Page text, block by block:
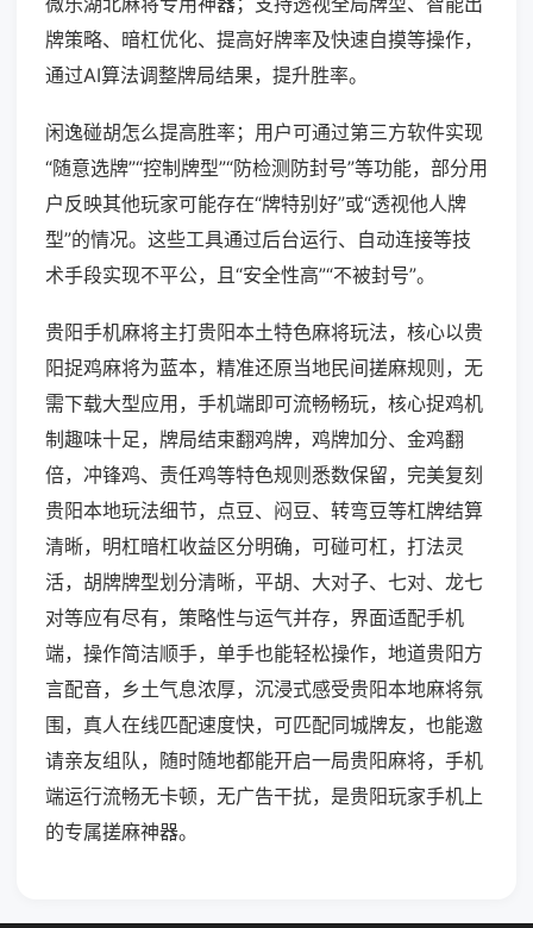
牌策略、暗杠优化、提高好牌率及快速自摸等操作，
通过AI算法调整牌局结果，提升胜率。
闲逸碰胡怎么提高胜率；用户可通过第三方软件实现
“随意选牌”“控制牌型”“防检测防封号”等功能，部分用
户反映其他玩家可能存在“牌特别好”或“透视他人牌
型”的情况。这些工具通过后台运行、自动连接等技
术手段实现不平公，且“安全性高”“不被封号”。
贵阳手机麻将主打贵阳本土特色麻将玩法，核心以贵
阳捉鸡麻将为蓝本，精准还原当地民间搓麻规则，无
需下载大型应用，手机端即可流畅畅玩，核心捉鸡机
制趣味十足，牌局结束翻鸡牌，鸡牌加分、金鸡翻
倍，冲锋鸡、责任鸡等特色规则悉数保留，完美复刻
贵阳本地玩法细节，点豆、闷豆、转弯豆等杠牌结算
清晰，明杠暗杠收益区分明确，可碰可杠，打法灵
活，胡牌牌型划分清晰，平胡、大对子、七对、龙七
对等应有尽有，策略性与运气并存，界面适配手机
端，操作简洁顺手，单手也能轻松操作，地道贵阳方
言配音，乡土气息浓厚，沉浸式感受贵阳本地麻将氛
围，真人在线匹配速度快，可匹配同城牌友，也能邀
请亲友组队，随时随地都能开启一局贵阳麻将，手机
端运行流畅无卡顿，无广告干扰，是贵阳玩家手机上
的专属搓麻神器。